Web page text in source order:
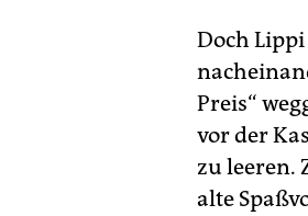
Doch
Preis“
vor der
zu leeren.
alte